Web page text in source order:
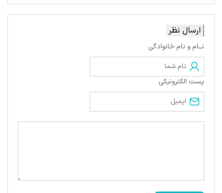
ارسال نظر
نــام و نام خانوادگی
پست الکترونیکی